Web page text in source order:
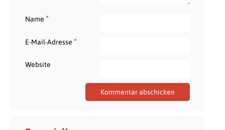
Name *
E-Mail-Adresse *
Website